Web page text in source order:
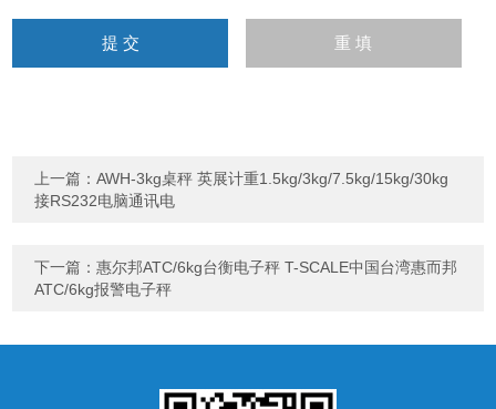
上一篇：AWH-3kg桌秤 英展计重1.5kg/3kg/7.5kg/15kg/30kg
接RS232电脑通讯电
下一篇：惠尔邦ATC/6kg台衡电子秤 T-SCALE中国台湾惠而邦
ATC/6kg报警电子秤